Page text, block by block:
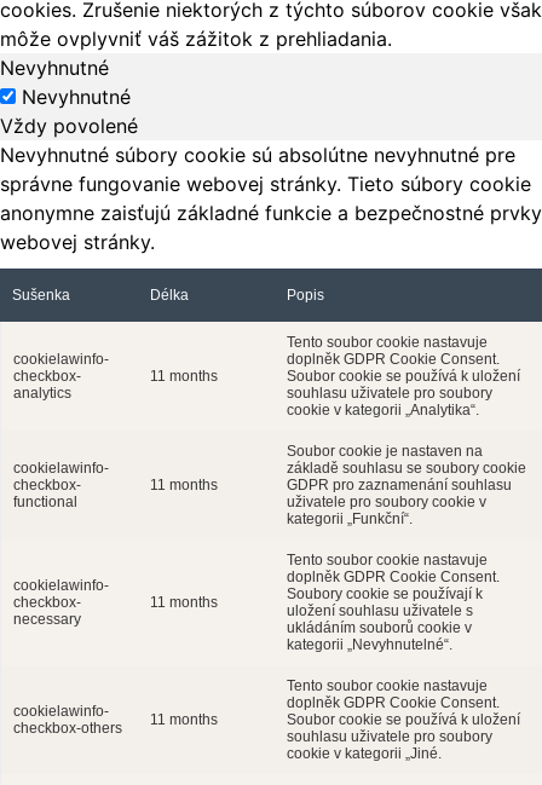
cookies. Zrušenie niektorých z týchto súborov cookie však
môže ovplyvniť váš zážitok z prehliadania.
Nevyhnutné
Nevyhnutné
Vždy povolené
Nevyhnutné súbory cookie sú absolútne nevyhnutné pre
správne fungovanie webovej stránky. Tieto súbory cookie
anonymne zaisťujú základné funkcie a bezpečnostné prvky
webovej stránky.
Sušenka Délka Popis
cookielawinfo-
checkbox-
analytics
11 months
Tento soubor cookie nastavuje
doplněk GDPR Cookie Consent.
Soubor cookie se používá k uložení
souhlasu uživatele pro soubory
cookie v kategorii „Analytika“.
cookielawinfo-
checkbox-
functional
11 months
Soubor cookie je nastaven na
základě souhlasu se soubory cookie
GDPR pro zaznamenání souhlasu
uživatele pro soubory cookie v
kategorii „Funkční“.
cookielawinfo-
checkbox-
necessary
11 months
Tento soubor cookie nastavuje
doplněk GDPR Cookie Consent.
Soubory cookie se používají k
uložení souhlasu uživatele s
ukládáním souborů cookie v
kategorii „Nevyhnutelné“.
cookielawinfo-
checkbox-others
11 months
Tento soubor cookie nastavuje
doplněk GDPR Cookie Consent.
Soubor cookie se používá k uložení
souhlasu uživatele pro soubory
cookie v kategorii „Jiné.